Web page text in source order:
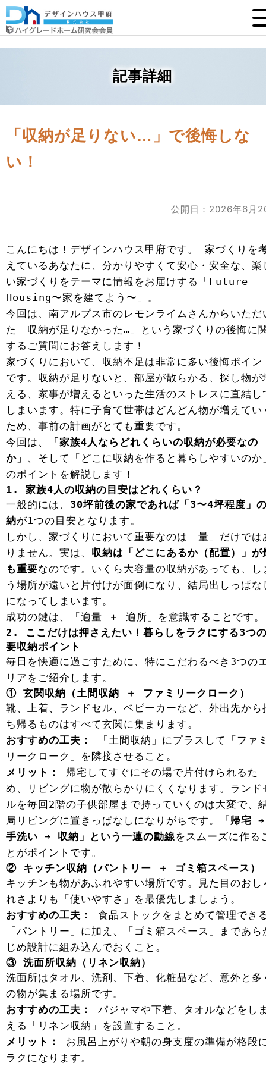
記事詳細
「収納が足りない…」で後悔しな
い！
公開日：2026年6月
こんにちは！デザインハウス甲府です。 家づくりを
えているあなたに、分かりやすくて安心・安全な、楽
い家づくりをテーマに情報をお届けする「Future
Housing〜家を建てよう〜」。
今回は、南アルプス市のレモンライムさんからいただ
た「収納が足りなかった…」という家づくりの後悔に
するご質問にお答えします！
家づくりにおいて、収納不足は非常に多い後悔ポイン
です。収納が足りないと、部屋が散らかる、探し物が
える、家事が増えるといった生活のストレスに直結し
しまいます。特に子育て世帯はどんどん物が増えてい
ため、事前の計画がとても重要です。
今回は、
「家族4人ならどれくらいの収納が必要なの
か」 、そして「どこに収納を作ると暮らしやすいのか
のポイントを解説します！
1. 家族4人の収納の目安はどれくらい？
一般的には、 30坪前後の家であれば「3〜4坪程度」
納が1つの目安となります。
しかし、家づくりにおいて重要なのは「量」だけでは
りません。実は、 収納は「どこにあるか（配置）」が
も重要なのです。いくら大容量の収納があっても、し
う場所が遠いと片付けが面倒になり、結局出しっぱな
になってしまいます。
成功の鍵は、「適量 ＋ 適所」を意識することです。
2. ここだけは押さえたい！暮らしをラクにする3つ
要収納ポイント
毎日を快適に過ごすために、特にこだわるべき3つの
リアをご紹介します。
① 玄関収納（土間収納 ＋ ファミリークローク）
靴、上着、ランドセル、ベビーカーなど、外出先から
ち帰るものはすべて玄関に集まります。
おすすめの工夫：
「土間収納」にプラスして「ファ
リークローク」を隣接させること。
メリット：
帰宅してすぐにその場で片付けられるた
め、リビングに物が散らかりにくくなります。ランド
ルを毎回2階の子供部屋まで持っていくのは大変で、
局リビングに置きっぱなしになりがちです。
「帰宅 ➔
手洗い ➔ 収納」という一連の動線をスムーズに作る
とがポイントです。
② キッチン収納（パントリー ＋ ゴミ箱スペース）
キッチンも物があふれやすい場所です。見た目のおし
れさよりも「使いやすさ」を最優先しましょう。
おすすめの工夫：
食品ストックをまとめて管理でき
「パントリー」に加え、「ゴミ箱スペース」まであら
じめ設計に組み込んでおくこと。
③ 洗面所収納（リネン収納）
洗面所はタオル、洗剤、下着、化粧品など、意外と多
の物が集まる場所です。
おすすめの工夫：
パジャマや下着、タオルなどをし
える「リネン収納」を設置すること。
メリット：
お風呂上がりや朝の身支度の準備が格段
ラクになります。